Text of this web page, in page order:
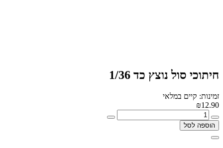
חיתוכי סול נוצץ כד 1/36
זמינות: קיים במלאי
₪12.90
הוספה לסל